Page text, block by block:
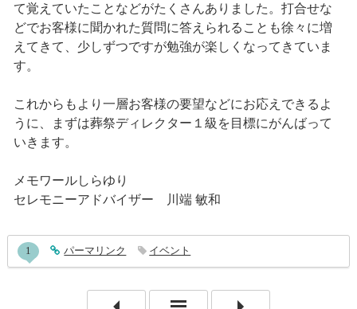
て覚えていたことなどがたくさんありました。打合せな
どでお客様に聞かれた質問に答えられることも徐々に増
えてきて、少しずつですが勉強が楽しくなってきていま
す。
これからもより一層お客様の要望などにお応えできるよ
うに、まずは葬祭ディレクター１級を目標にがんばって
いきます。
メモワールしらゆり
セレモニーアドバイザー 川端 敏和
entry445コメント
1 entry445
パーマリンク イベント